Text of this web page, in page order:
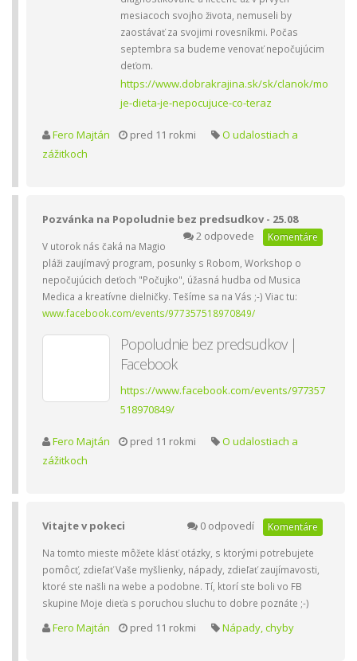
mesiacoch svojho života, nemuseli by
zaostávať za svojimi rovesníkmi. Počas
septembra sa budeme venovať nepočujúcim
deťom.
https://www.dobrakrajina.sk/sk/clanok/mo
je-dieta-je-nepocujuce-co-teraz
Fero Majtán pred 11 rokmi
O udalostiach a
zážitkoch
Pozvánka na Popoludnie bez predsudkov - 25.08
2 odpovede
Komentáre
V utorok nás čaká na Magio
pláži zaujímavý program, posunky s Robom, Workshop o
nepočujúcich deťoch "Počujko", úžasná hudba od Musica
Medica a kreatívne dielničky. Tešíme sa na Vás ;-) Viac tu:
www.facebook.com/events/977357518970849/
Popoludnie bez predsudkov |
Facebook
https://www.facebook.com/events/977357
518970849/
Fero Majtán pred 11 rokmi
O udalostiach a
zážitkoch
Vitajte v pokeci 0 odpovedí Komentáre
Na tomto mieste môžete klásť otázky, s ktorými potrebujete
pomôcť, zdieľať Vaše myšlienky, nápady, zdieľať zaujímavosti,
ktoré ste našli na webe a podobne. Tí, ktorí ste boli vo FB
skupine Moje dieťa s poruchou sluchu to dobre poznáte ;-)
Fero Majtán pred 11 rokmi Nápady, chyby